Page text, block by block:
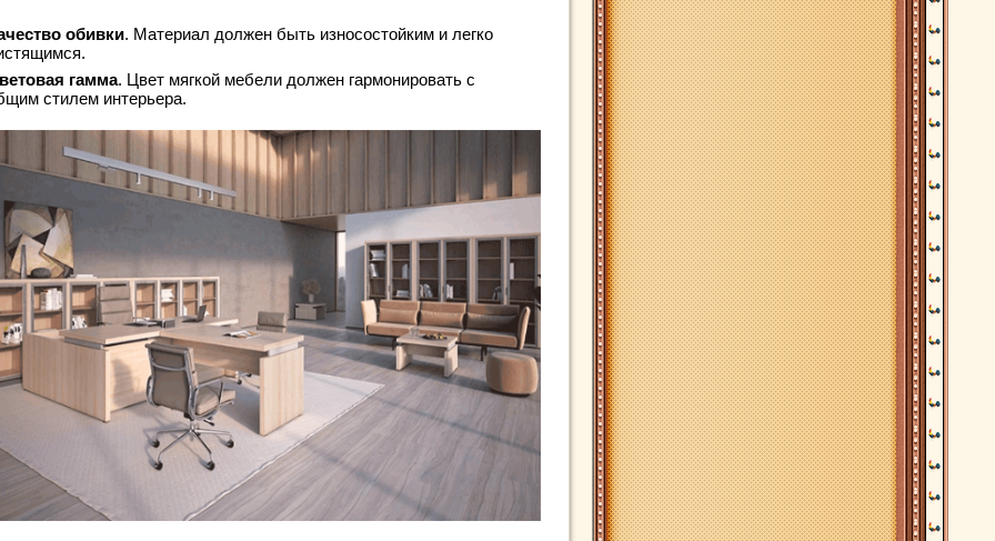
обивки. Материал должен быть износостойким и легко
гамма. Цвет мягкой мебели должен гармонировать с
стилем интерьера.